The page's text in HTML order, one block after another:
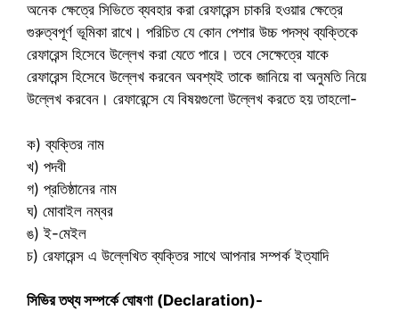
অনেক ক্ষেত্রে সিভিতে ব্যবহার করা রেফারেন্স চাকরি হওয়ার ক্ষেত্রে
গুরুত্বপূর্ণ ভূমিকা রাখে। পরিচিত যে কোন পেশার উচ্চ পদস্থ ব্যক্তিকে
রেফারেন্স হিসেবে উল্লেখ করা যেতে পারে। তবে সেক্ষেত্রে যাকে
রেফারেন্স হিসেবে উল্লেখ করবেন অবশ্যই তাকে জানিয়ে বা অনুমতি নিয়ে
উল্লেখ করবেন। রেফারেন্সে যে বিষয়গুলো উল্লেখ করতে হয় তাহলো-
ক) ব্যক্তির নাম
খ) পদবী
গ) প্রতিষ্ঠানের নাম
ঘ) মোবাইল নম্বর
ঙ) ই-মেইল
চ) রেফারেন্স এ উল্লেখিত ব্যক্তির সাথে আপনার সম্পর্ক ইত্যাদি
সিভির তথ্য সম্পর্কে ঘোষণা (Declaration)-